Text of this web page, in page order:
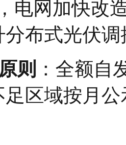
电网加快改
布式光伏
则‌ ：全额自
足区域按月